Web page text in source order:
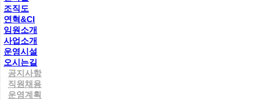
조직도
연혁&CI
임원소개
사업소개
운영시설
오시는길
공지사항
직원채용
운영계획